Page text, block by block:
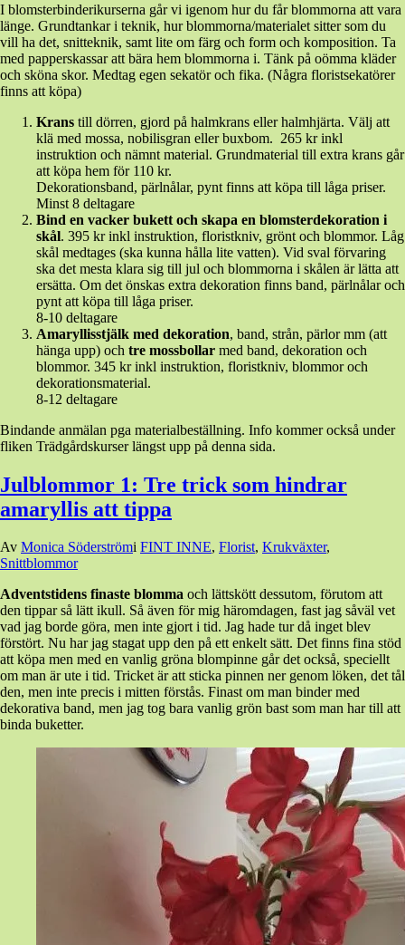
I blomsterbinderikurserna går vi igenom hur du får blommorna att vara
länge. Grundtankar i teknik, hur blommorna/materialet sitter som du
vill ha det, snitteknik, samt lite om färg och form och komposition. Ta
med papperskassar att bära hem blommorna i. Tänk på oömma kläder
och sköna skor. Medtag egen sekatör och fika. (Några floristsekatörer
finns att köpa)
Krans till dörren, gjord på halmkrans eller halmhjärta. Välj att
klä med mossa, nobilisgran eller buxbom. 265 kr inkl
instruktion och nämnt material. Grundmaterial till extra krans går
att köpa hem för 110 kr.
Dekorationsband, pärlnålar, pynt finns att köpa till låga priser.
Minst 8 deltagare
Bind en vacker bukett och skapa en blomsterdekoration i
skål. 395 kr inkl instruktion, floristkniv, grönt och blommor. Låg
skål medtages (ska kunna hålla lite vatten). Vid sval förvaring
ska det mesta klara sig till jul och blommorna i skålen är lätta att
ersätta. Om det önskas extra dekoration finns band, pärlnålar och
pynt att köpa till låga priser.
8-10 deltagare
Amaryllisstjälk med dekoration, band, strån, pärlor mm (att
hänga upp) och tre mossbollar med band, dekoration och
blommor. 345 kr inkl instruktion, floristkniv, blommor och
dekorationsmaterial.
8-12 deltagare
Bindande anmälan pga materialbeställning. Info kommer också under
fliken Trädgårdskurser längst upp på denna sida.
Julblommor 1: Tre trick som hindrar
amaryllis att tippa
Den
3
20163
december,
2016
Av Monica Söderströmi FINT INNE, Florist, Krukväxter,
Snittblommor
Adventstidens finaste blomma och lättskött dessutom, förutom att
den tippar så lätt ikull. Så även för mig häromdagen, fast jag såväl vet
vad jag borde göra, men inte gjort i tid. Jag hade tur då inget blev
förstört. Nu har jag stagat upp den på ett enkelt sätt. Det finns fina stöd
att köpa men med en vanlig gröna blompinne går det också, speciellt
om man är ute i tid. Tricket är att sticka pinnen ner genom löken, det tål
den, men inte precis i mitten förstås. Finast om man binder med
dekorativa band, men jag tog bara vanlig grön bast som man har till att
binda buketter.